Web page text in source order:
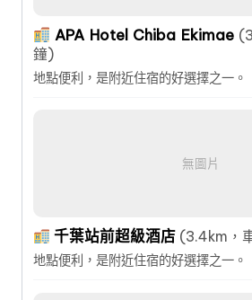
APA Hotel Chiba Ekimae
鐘)
地點便利，是附近住宿的好選擇之一。
無圖片
千葉站前超級酒店 (3.4km，
地點便利，是附近住宿的好選擇之一。